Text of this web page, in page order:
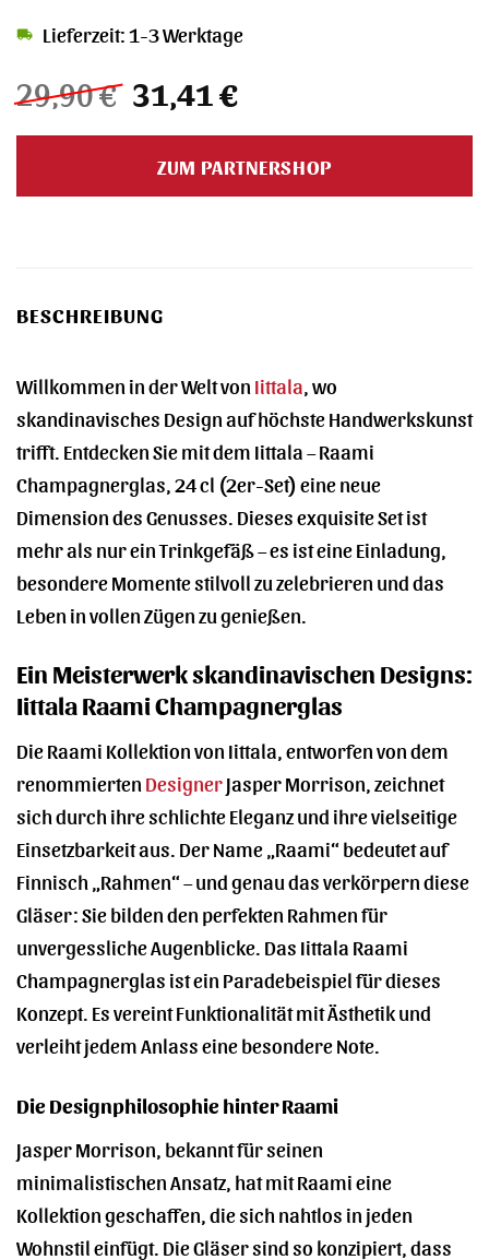
29,90€ Ursprünglicher
Preis
war:
29,90 €
31,41 €Aktueller
ist:
31,41 €.
Lieferzeit: 1-3 Werktage
ZUM PARTNERSHOP
BESCHREIBUNG
Willkommen in der Welt von Iittala , wo
skandinavisches Design auf höchste Handwerkskunst
trifft. Entdecken Sie mit dem Iittala – Raami
Champagnerglas, 24 cl (2er-Set) eine neue
Dimension des Genusses. Dieses exquisite Set ist
mehr als nur ein Trinkgefäß – es ist eine Einladung,
besondere Momente stilvoll zu zelebrieren und das
Leben in vollen Zügen zu genießen.
Ein Meisterwerk skandinavischen Designs:
Iittala Raami Champagnerglas
Die Raami Kollektion von Iittala, entworfen von dem
renommierten DesignerJasper Morrison, zeichnet
sich durch ihre schlichte Eleganz und ihre vielseitige
Einsetzbarkeit aus. Der Name „Raami“ bedeutet auf
Finnisch „Rahmen“ – und genau das verkörpern diese
Gläser: Sie bilden den perfekten Rahmen für
unvergessliche Augenblicke. Das Iittala Raami
Champagnerglas ist ein Paradebeispiel für dieses
Konzept. Es vereint Funktionalität mit Ästhetik und
verleiht jedem Anlass eine besondere Note.
Die Designphilosophie hinter Raami
Jasper Morrison, bekannt für seinen
minimalistischen Ansatz, hat mit Raami eine
Kollektion geschaffen, die sich nahtlos in jeden
Wohnstil einfügt. Die Gläser sind so konzipiert, dass